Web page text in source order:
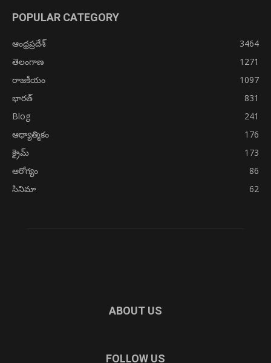
POPULAR CATEGORY
ఆంధ్రప్రదేశ్
3464
తెలంగాణ
1271
రాజకీయం
1097
భారత్
831
Blog
241
ఆధ్యాత్మికం
176
క్రైమ్
173
ఆరోగ్యం
86
సినిమా
62
ABOUT US
FOLLOW US